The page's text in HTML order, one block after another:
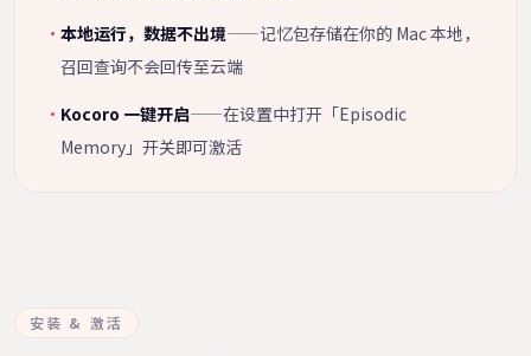
· 本地运行，数据不出境——记忆包存储在你的 Mac 本地，
召回查询不会回传至云端
· Kocoro 一键开启——在设置中打开「Episodic
Memory」开关即可激活
安装 & 激活